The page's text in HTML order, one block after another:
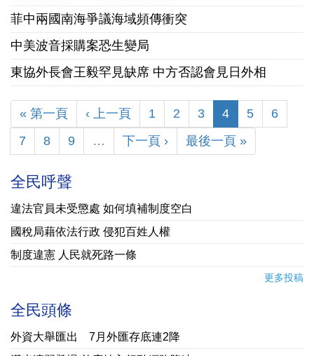
菲中兩國南海爭議海域頻傳衝突
中美波音採購案恐生變局
東協外長會王毅罕見缺席 中方否認會見日外相
« 第一頁 ‹ 上一頁 1 2 3 4 5
6
7
8 9 … 下一頁 › 最後一頁 »
全民呼聲
違法官員未受懲處 如何填補制度空白
國稅局藉依法行政 侵犯百姓人權
制度違憲 人民就死路一條
更多投稿
全民頭條
外資大舉匯出 7月外匯存底連2降